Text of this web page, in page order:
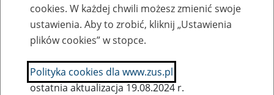
SZUKAJ
cookies. W każdej chwili możesz zmienić swoje
ustawienia. Aby to zrobić, kliknij „Ustawienia
plików cookies” w stopce.
Polityka cookies dla www.zus.pl
ostatnia aktualizacja 19.08.2024 r.